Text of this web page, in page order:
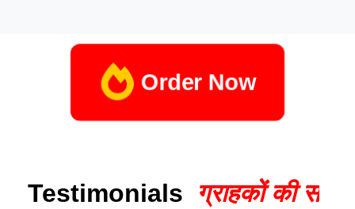
Order Now
Testimonials गरहक क सच